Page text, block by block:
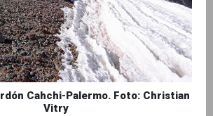
Cahchi-Palermo. Foto: Christian
Vitry